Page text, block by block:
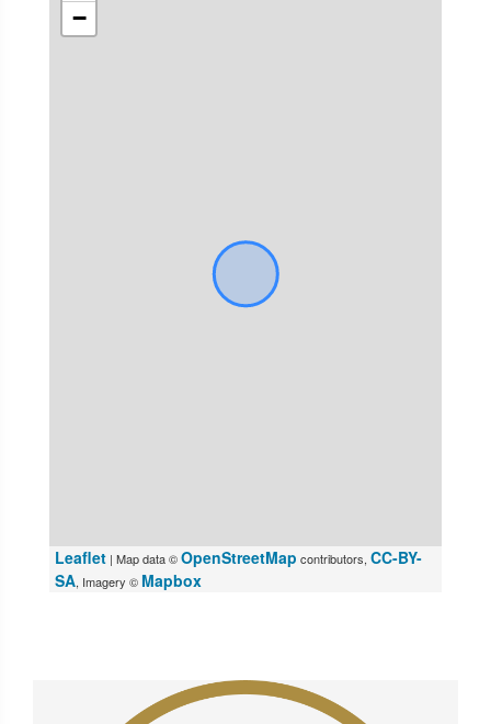
−
Leaflet | Map data ©OpenStreetMap contributors, CC-BY-
SA, Imagery © Mapbox